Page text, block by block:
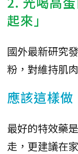
起來」
國外最新研究
粉，對維持肌
應該這樣做
最好的特效藥
走，更建議在